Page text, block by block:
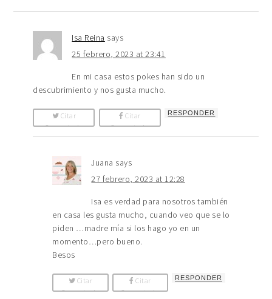
Isa Reina says
25 febrero, 2023 at 23:41
En mi casa estos pokes han sido un
descubrimiento y nos gusta mucho.
Citar
Comentario
Citar
Comentario
RESPONDER
Juana says
27 febrero, 2023 at 12:28
Isa es verdad para nosotros también
en casa les gusta mucho, cuando veo que se lo
piden …madre mía si los hago yo en un
momento…pero bueno.
Besos
Citar
Comentario
Citar
Comentario
RESPONDER